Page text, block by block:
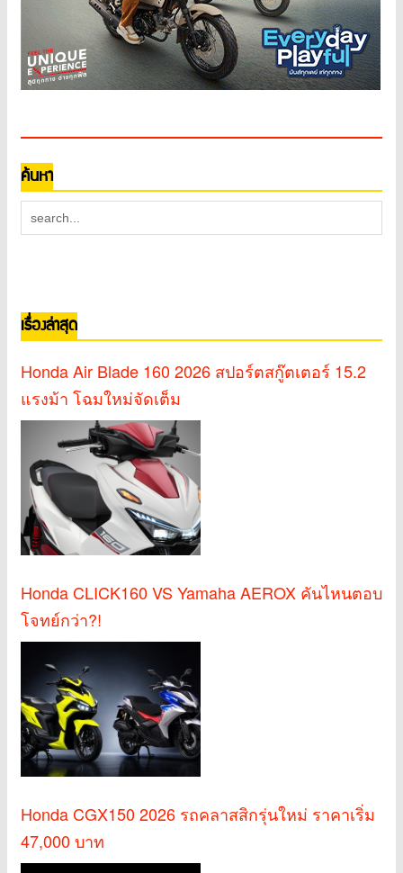
ค้นหา
เรื่องล่าสุด
Honda Air Blade 160 2026 สปอร์ตสกู๊ตเตอร์ 15.2
แรงม้า โฉมใหม่จัดเต็ม
Honda CLICK160 VS Yamaha AEROX คันไหนตอบ
โจทย์กว่า?!
Honda CGX150 2026 รถคลาสสิกรุ่นใหม่ ราคาเริ่ม
47,000 บาท